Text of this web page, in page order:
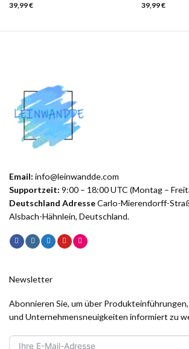
39,99€
39,99€
Email: info@leinwandde.com
Supportzeit: 9:00 – 18:00 UTC (Montag –
Deutschland AdresseCarlo-Mierendorff-
Alsbach-Hähnlein, Deutschland.
Newsletter
Abonnieren Sie, um über
und Unternehmensneuigkeiten informiert zu